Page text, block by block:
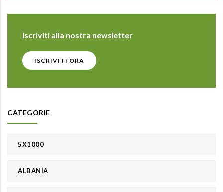
Iscriviti alla nostra newsletter
ISCRIVITI ORA
CATEGORIE
5X1000
ALBANIA